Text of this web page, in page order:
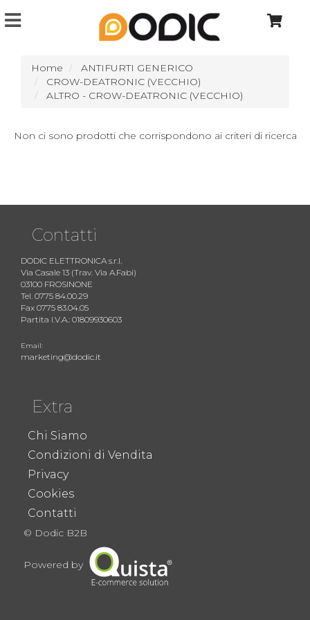
Home
ANTIFURTI GENERICO
CROW-DEATRONIC (VECCHIO)
ALTRO - CROW-DEATRONIC (VECCHIO)
Non ci sono prodotti che corrispondono ai criteri di ricerca
Contatti
DODIC ELETTRONICA s.r.l.
Via Casale 13 (Trav. Via A.Fabi)
03100 FROSINONE
Tel. 0775 84.00.29
Fax 0775 83.04.05
Partita I.V.A.: 01809930603
Email:
marketing@dodic.it
Extra
Chi Siamo
Condizioni di Vendita
Privacy
Cookies
Contatti
© Dodic B2B
Powered by